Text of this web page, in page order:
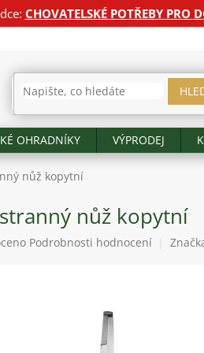
CHOVATELSKÉ POTŘEBY PRO
OHRADNÍKY VÝPRODEJ
nůž kopytní
nůž kopytní
Podrobnosti hodnocení